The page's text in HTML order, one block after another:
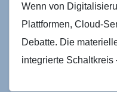
Wenn von
Plattformen, Cloud-
Debatte. Die
integrierte Schaltkreis